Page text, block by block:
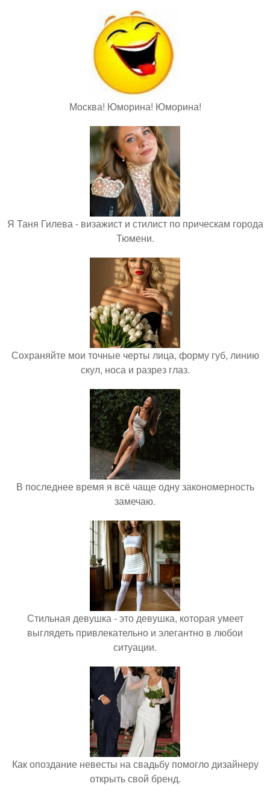
Москва! Юморина! Юморина!
Я Таня Гилева - визажист и стилист по прическам города
Тюмени.
Сохраняйте мои точные черты лица, форму губ, линию
скул, носа и разрез глаз.
В последнее время я всё чаще одну закономерность
замечаю.
Стильная девушка - это девушка, которая умеет
выглядеть привлекательно и элегантно в любои
ситуации.
Как опоздание невесты на свадьбу помогло дизайнеру
открыть свой бренд.